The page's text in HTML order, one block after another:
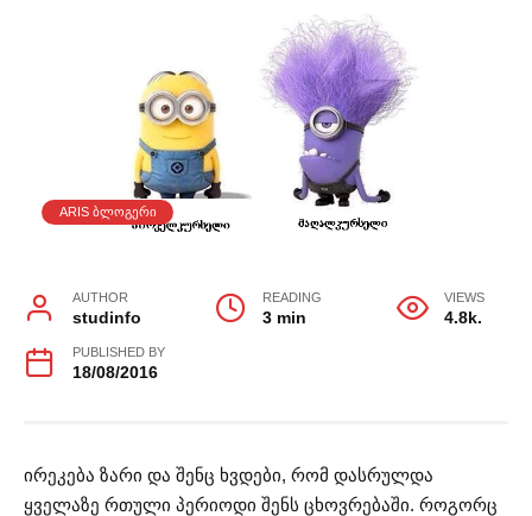
ARIS ᲑᲚᲝᲒᲔᲠᲘ
AUTHOR
studinfo
READING
3 min
VIEWS
4.8k.
PUBLISHED BY
18/08/2016
ირეკება ზარი და შენც ხვდები, რომ დასრულდა
ყველაზე რთული პერიოდი შენს ცხოვრებაში. როგორც